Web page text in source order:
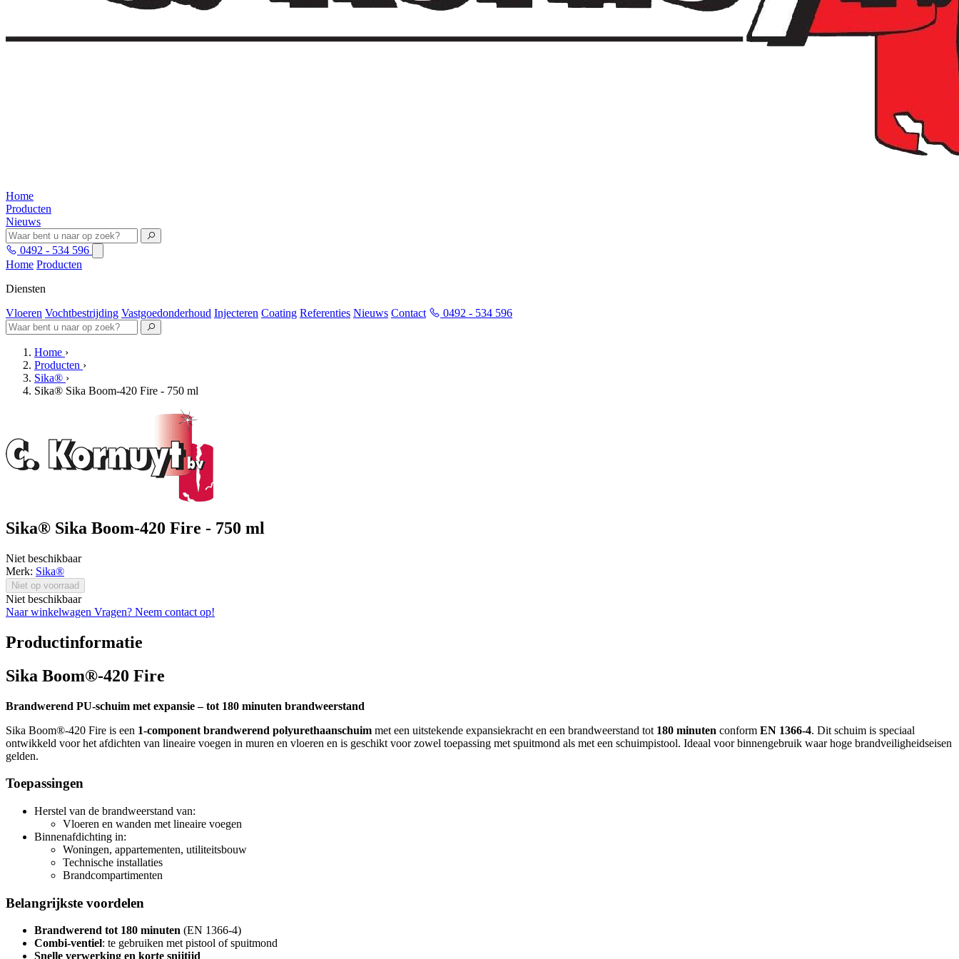
Home
Producten
Nieuws
0492 - 534 596
Home Producten
Diensten
Vloeren Vochtbestrijding Vastgoedonderhoud Injecteren Coating Referenties Nieuws Contact 0492 - 534 596
Home ›
Producten ›
Sika® ›
Sika® Sika Boom-420 Fire - 750 ml
Sika® Sika Boom-420 Fire - 750 ml
Niet beschikbaar
Merk: Sika®
Niet op voorraad
Niet beschikbaar
Naar winkelwagen Vragen? Neem contact op!
Productinformatie
Sika Boom®-420 Fire
Brandwerend PU-schuim met expansie – tot 180 minuten brandweerstand
Sika Boom®-420 Fire is een 1-component brandwerend polyurethaanschuim met een uitstekende expansiekracht en een brandweerstand tot 180 minuten conform EN 1366-4. Dit schuim is speciaal
ontwikkeld voor het afdichten van lineaire voegen in muren en vloeren en is geschikt voor zowel toepassing met spuitmond als met een schuimpistool. Ideaal voor binnengebruik waar hoge brandveiligheidseisen
gelden.
Toepassingen
Herstel van de brandweerstand van:
Vloeren en wanden met lineaire voegen
Binnenafdichting in:
Woningen, appartementen, utiliteitsbouw
Technische installaties
Brandcompartimenten
Belangrijkste voordelen
Brandwerend tot 180 minuten (EN 1366-4)
Combi-ventiel: te gebruiken met pistool of spuitmond
Snelle verwerking en korte snijtijd